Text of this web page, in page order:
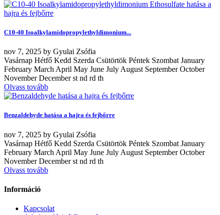
C10-40 Isoalkylamidopropylethyldimonium...
nov 7, 2025 by Gyulai Zsófia
Vasárnap Hétfő Kedd Szerda Csütörtök Péntek Szombat January
February March April May June July August September October
November December st nd rd th
Olvass tovább
Benzaldehyde hatása a hajra és fejbőrre
nov 7, 2025 by Gyulai Zsófia
Vasárnap Hétfő Kedd Szerda Csütörtök Péntek Szombat January
February March April May June July August September October
November December st nd rd th
Olvass tovább
Információ
Kapcsolat